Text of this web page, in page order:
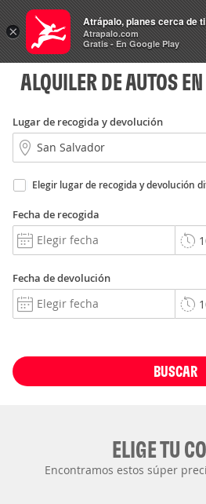
Autos
ALQUILER DE AUTOS
Lugar de recogida y devolución
Elegir lugar de recogida y devolución
Fecha de recogida
Fecha de devolución
BUSCAR
ELIGE TU
Encontramos estos súper
×
Atrápalo, planes cerca de ti
Atrapalo.com
Gratis - En Google Play